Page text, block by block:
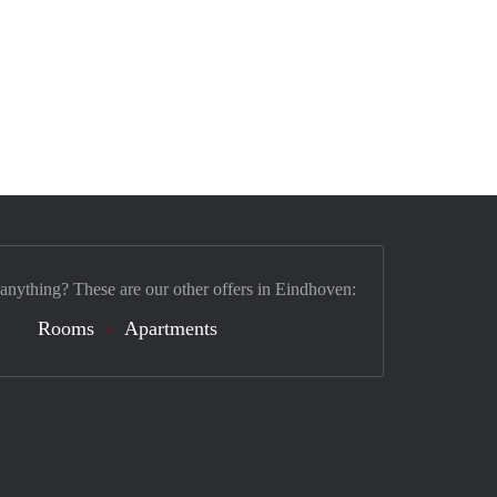
These are our other offers in Eindhoven:
Rooms Apartments